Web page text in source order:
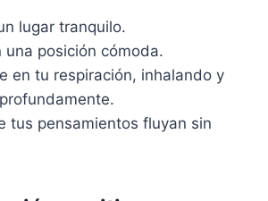
lugar tranquilo.
una posición cómoda.
en tu respiración, inhalando y
tus pensamientos fluyan sin